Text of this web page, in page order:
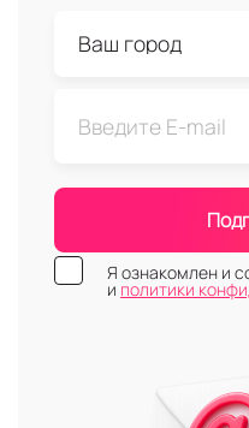
Я ознакомлен и
и политики